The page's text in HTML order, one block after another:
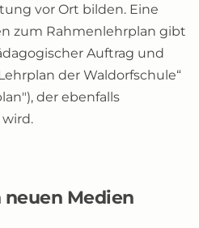
vor Ort bilden. Eine
zum Rahmenlehrplan gibt
Auftrag und
der Waldorfschule“
der ebenfalls
Medien